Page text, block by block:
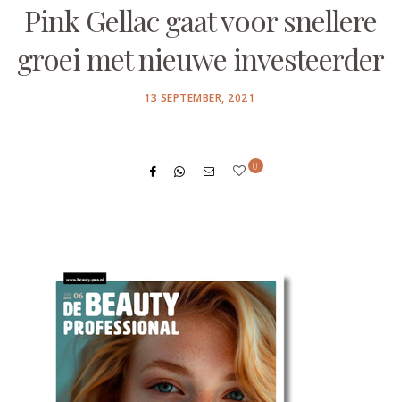
Pink Gellac gaat voor snellere
groei met nieuwe investeerder
POSTED
13 SEPTEMBER, 2021
0